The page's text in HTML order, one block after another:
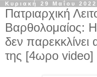
Κυριακή 29 Μαΐου 2022
Πατριαρχική
Βαρθολομαίος:
δεν
της [4ωρο video]